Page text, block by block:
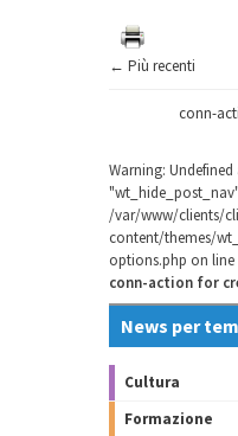
← Più recenti
conn-
Warning: Undefined
/var/www/clients/
content/themes/
options.php on line
conn-action for
News per
Cultura
Formazione